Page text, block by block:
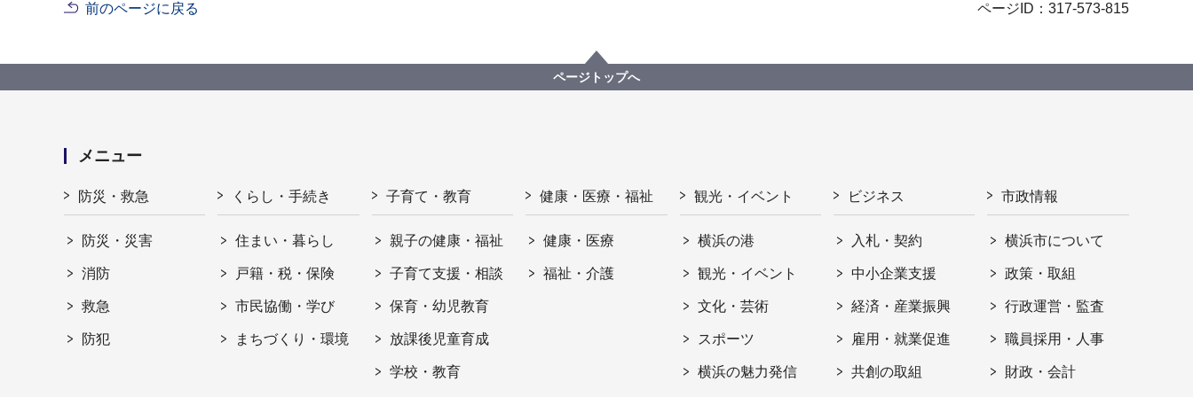
前のページに戻る ページID：317-573-815
ページトップへ
メニュー
防災・救急
防災・災害
消防
救急
防犯
くらし・手続き
住まい・暮らし
戸籍・税・保険
市民協働・学び
まちづくり・環境
子育て・教育
親子の健康・福祉
子育て支援・相談
保育・幼児教育
放課後児童育成
学校・教育
健康・医療・福祉
健康・医療
福祉・介護
観光・イベント
横浜の港
観光・イベント
文化・芸術
スポーツ
横浜の魅力発信
ビジネス
入札・契約
中小企業支援
経済・産業振興
雇用・就業促進
共創の取組
市政情報
横浜市について
政策・取組
行政運営・監査
職員採用・人事
財政・会計